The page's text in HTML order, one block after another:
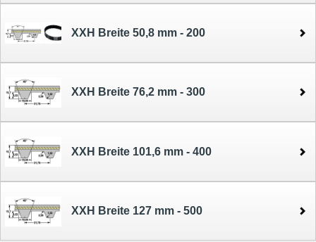
XXH Breite 50,8 mm - 200
XXH Breite 76,2 mm - 300
XXH Breite 101,6 mm - 400
XXH Breite 127 mm - 500